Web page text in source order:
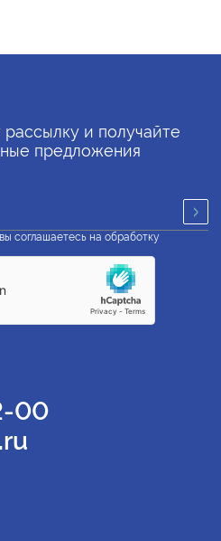
и получайте
предложения
соглашаетесь на обработку
00